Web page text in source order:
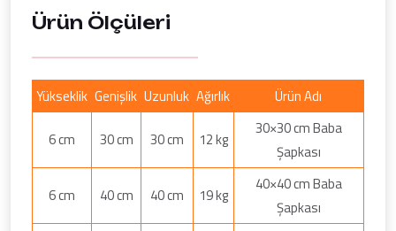
Ürün Ölçüleri
Yükseklik Genişlik Uzunluk Ağırlık Ürün Adı
6 cm 30 cm 30 cm 12 kg
30×30 cm Baba
Şapkası
6 cm 40 cm 40 cm 19 kg
40×40 cm Baba
Şapkası